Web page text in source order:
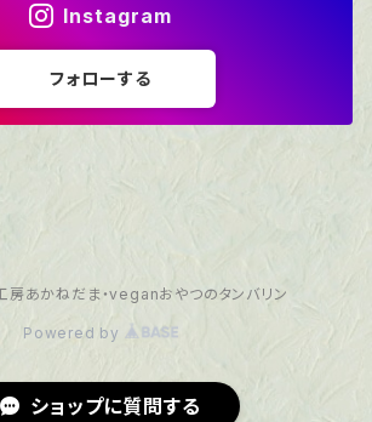
Instagram
フォローする
あかねだま・veganおやつのタンバリン
Powered by
ショップに質問する